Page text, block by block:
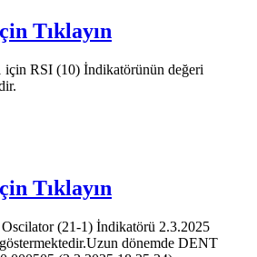
Tıklayın
RSI (10) İndikatörünün değeri
Tıklayın
(21-1) İndikatörü 2.3.2025
dönemde DENT